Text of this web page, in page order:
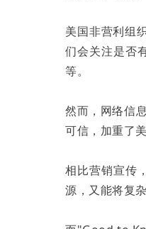
美国非营利组
们会关注是否
等。
然而，网络信
可信，加重了
相比营销宣传
源，又能将复